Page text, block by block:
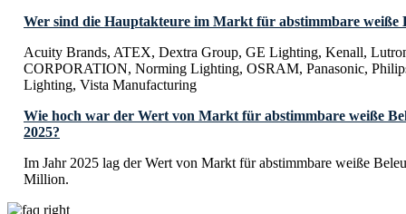
Wer sind die Hauptakteure im Markt für abstimmbare weiße
Acuity Brands, ATEX, Dextra Group, GE Lighting, Kenall,
CORPORATION, Norming Lighting, OSRAM, Panasonic,
Lighting, Vista Manufacturing
Wie hoch war der Wert von Markt für abstimmbare weiße
2025?
Im Jahr 2025 lag der Wert von Markt für abstimmbare weiße
Million.